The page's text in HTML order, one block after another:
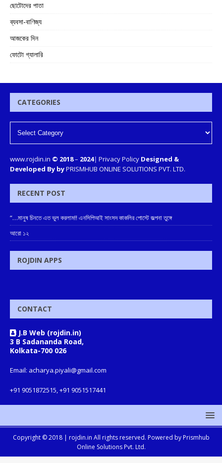
ছোটোদের পাতা
ব্যবসা-বাণিজ্য
আজকের দিন
ফোটো গ্যালারি
CATEGORIES
www.rojdin.in © 2018– 2024| Privacy Policy Designed &
Developed By byPRISMHUB ONLINE SOLUTIONS PVT. LTD.
RECENT POST
“…মানুষ চিনতে এত ভুল করলাম!! এনসিপিআই সাংসদ কাকলির পোস্টে জল্পনা তুঙ্গে
আরো ১২
ROJDIN APPS
CONTACT
J.B Web (rojdin.in)
3 B Sadananda Road,
Kolkata-700 026
Email: acharya.piyali@gmail.com
+91 9051872515, +91 9051517441
Copyright © 2018 | rojdin.in All rights reserved. Powered by Prismhub
Online Solutions Pvt. Ltd.